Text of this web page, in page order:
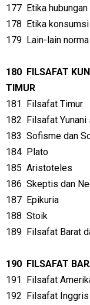
177 Etika
178 Etika konsumsi
179 Lain-lain
180 FILSAFAT
TIMUR
181 Filsafat Timur
182 Filsafat
183 Sofisme dan
184 Plato
185 Aristoteles
186 Skeptis dan
187 Epikuria
188 Stoik
189 Filsafat Barat
190 FILSAFAT
191 Filsafat
192 Filsafat Inggris